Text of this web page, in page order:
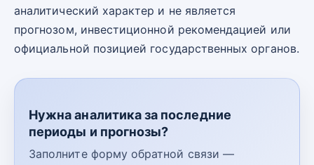
аналитический характер и не является
прогнозом, инвестиционной рекомендацией или
официальной позицией государственных органов.
Нужна аналитика за последние
периоды и прогнозы?
Заполните форму обратной связи —